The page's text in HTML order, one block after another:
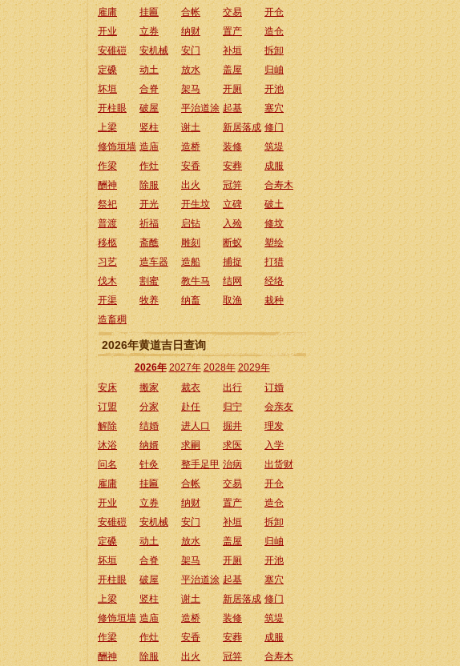
雇庸
挂匾 合帐 交易
开仓
开业
立券 纳财 置产
造仓
安碓磑
安机械 安门 补垣
拆卸
定磉
动土 放水 盖屋
归岫
坏垣
合脊 架马 开厕
开池
开柱眼
破屋 平治道涂 起基
塞穴
上梁
竖柱 谢土 新居落成 修门
修饰垣墙 造庙 造桥 装修
筑堤
作梁
作灶 安香 安葬
成服
酬神
除服 出火 冠笄
合寿木
祭祀
开光 开生坟 立碑
破土
普渡
祈福 启钻 入殓
修坟
移柩
斋醮 雕刻 断蚁
塑绘
习艺
造车器 造船 捕捉
打猎
伐木
割蜜 教牛马 结网
经络
开渠
牧养 纳畜 取渔
栽种
造畜稠
2026年黄道吉日查询
2026年 2027年 2028年 2029年
安床
搬家 裁衣 出行
订婚
订盟
分家 赴任 归宁
会亲友
解除
结婚 进人口 掘井
理发
沐浴
纳婿 求嗣 求医
入学
问名
针灸 整手足甲 治病
出货财
雇庸
挂匾 合帐 交易
开仓
开业
立券 纳财 置产
造仓
安碓磑
安机械 安门 补垣
拆卸
定磉
动土 放水 盖屋
归岫
坏垣
合脊 架马 开厕
开池
开柱眼
破屋 平治道涂 起基
塞穴
上梁
竖柱 谢土 新居落成 修门
修饰垣墙 造庙 造桥 装修
筑堤
作梁
作灶 安香 安葬
成服
酬神
除服 出火 冠笄 合寿木